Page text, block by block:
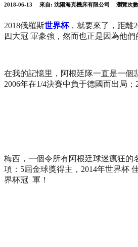
2018-06-13 來自: 沈陽海克機床有限公司 瀏覽次
2018俄羅斯世界杯，就要來了，距離
四大冠 軍豪強，然而也正是因為他
在我的記憶里，阿根廷隊一直是一個
2006年在1/4決賽中負于德國而出局
梅西，一個令所有阿根廷球迷瘋狂的
項：5屆金球獎得主，2014年世界杯
界杯冠 軍！